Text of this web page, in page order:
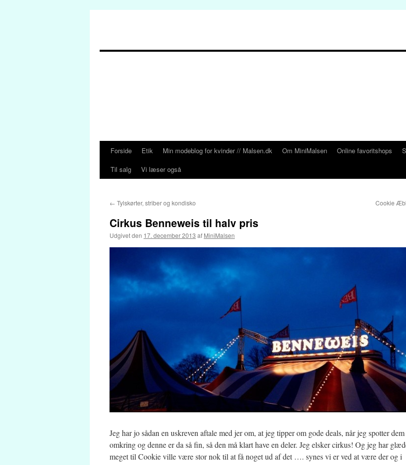
HopForside Etik Min modeblog for kvinder // Malsen.dk Om MiniMalsen Online favoritshops
Til salg
Vi læser også
← Tylskørter, striber og kondisko Cookie
Cirkus Benneweis til halv pris
Udgivet den 17. december 2013 af MiniMalsen
Jeg har jo sådan en uskreven aftale med jer om, at jeg tipper om gode deals, når jeg spotter
omkring og denne er da så fin, så den må klart have en deler. Jeg elsker cirkus! Og jeg har
meget til Cookie ville være stor nok til at få noget ud af det …. synes vi er ved at være der og i